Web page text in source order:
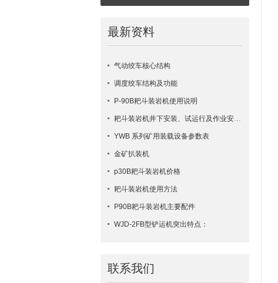
最新资料
气动绞车核心结构
调度绞车结构及功能
P-90B耙斗装岩机使用说明
耙斗装岩机井下安装、试运行及作业安全要点
YWB 系列矿用装载设备参数表
金矿扒装机
p30B耙斗装岩机价格
耙斗装岩机使用方法
​P90B耙斗装岩机主要配件
WJD-2FB型铲运机突出特点：
联系我们